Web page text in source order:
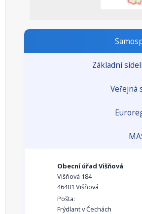
Základní
Veřejná
Obecní úřad Višňová
Višňová 184
46401 Višňová
Pošta:
Frýdlant v Čechách